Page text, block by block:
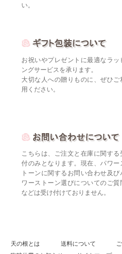
い。
お祝いやプレゼントに最適なラッ
ングサービスを承ります。
大切な人への贈りものに、ぜひご
用ください。
こちらは、ご注文と在庫に関する
付のみとなります。現在、パワー
トーンに関するお問い合わせ及び
ワーストーン選びについてのご質
などは受け付けておりません。
天の根とは 送料について